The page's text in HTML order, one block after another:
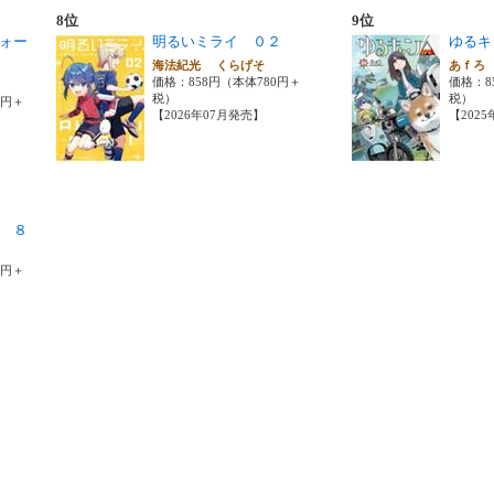
ー
＋
8位
明るいミライ ０２
海法紀光 くらげそ
価格：858円（本体780円＋
税）
【2026年07月発売】
9位
ゆる
あｆ
価格：
税）
【2025
８
＋